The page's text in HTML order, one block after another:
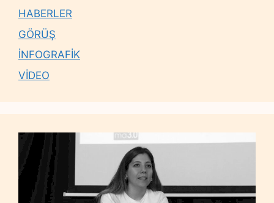
HABERLER
GÖRÜŞ
İNFOGRAFİK
VİDEO